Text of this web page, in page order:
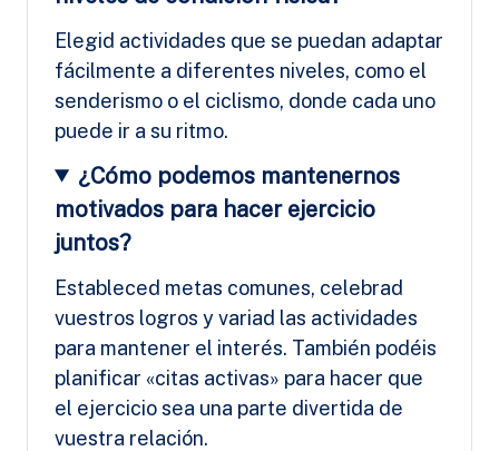
Elegid actividades que se puedan adaptar
fácilmente a diferentes niveles, como el
senderismo o el ciclismo, donde cada uno
puede ir a su ritmo.
¿Cómo podemos mantenernos
motivados para hacer ejercicio
juntos?
Estableced metas comunes, celebrad
vuestros logros y variad las actividades
para mantener el interés. También podéis
planificar «citas activas» para hacer que
el ejercicio sea una parte divertida de
vuestra relación.